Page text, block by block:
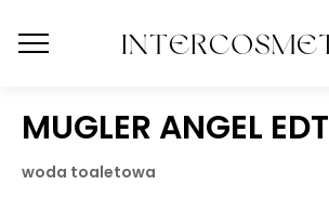
MUGLER ANGEL EDT
woda toaletowa